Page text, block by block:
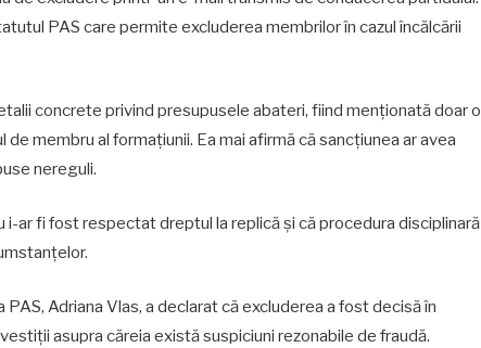
PAS care permite excluderea membrilor în cazul încălcării
concrete privind presupusele abateri, fiind menționată doar o
membru al formațiunii. Ea mai afirmă că sancțiunea ar avea
nereguli.
i-ar fi fost respectat dreptul la replică și că procedura disciplinară
Adriana Vlas, a declarat că excluderea a fost decisă în
asupra căreia există suspiciuni rezonabile de fraudă.